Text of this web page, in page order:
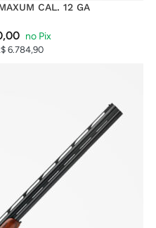
CAL. 12 GA
6.784,90